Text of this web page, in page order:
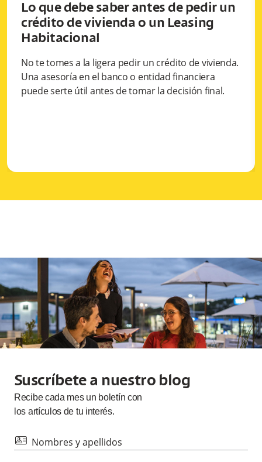
Lo que debe saber antes de pedir un
crédito de vivienda o un Leasing
Habitacional
No te tomes a la ligera pedir un crédito de vivienda.
Una asesoría en el banco o entidad financiera
puede serte útil antes de tomar la decisión final.
Suscríbete a nuestro blog
Recibe cada mesun boletín con
los artículos de tu interés.
id Nombres y apellidos